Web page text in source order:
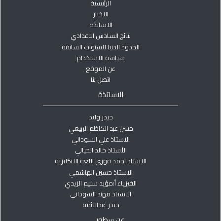
الرئيسية
الاخبار
الاساتذة
نتائج السادس الاعدادي
الحدود الدنيا للسنوات السابقة
سياسة الاستخدام
عن الموقع
اتصل بنا
الاساتذة
حيدر وليد
حسن عبد الكاظم الربيعي
الاستاذ علي السوداني
الأستاذ خالد الحيالي
الاستاذ احمد فوزي اللغة الانكليزية
الاستاذ حسين الهاشمي
الفيزياء أ:مؤيد سليم الزيدي
الاستاذ مهند السوداني
حيدر عبدالائمه